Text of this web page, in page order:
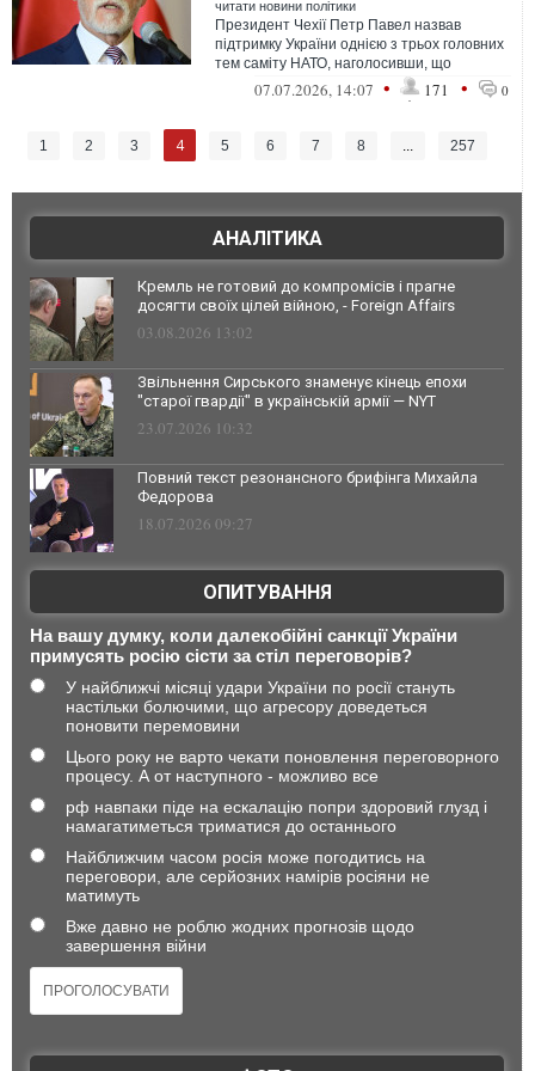
читати новини політики
Президент Чехії Петр Павел назвав
підтримку України однією з трьох головних
тем саміту НАТО, наголосивши, що
«безпека України означає безпеку
07.07.2026, 14:07 • 171 • 0
1 2 3 4 5 6 7 8 ... 257
АНАЛІТИКА
Кремль не готовий до компромісів і прагне
досягти своїх цілей війною, - Foreign Affairs
03.08.2026 13:02
Звільнення Сирського знаменує кінець епохи
"старої гвардії" в українській армії — NYT
23.07.2026 10:32
Повний текст резонансного брифінга Михайла
Федорова
18.07.2026 09:27
ОПИТУВАННЯ
На вашу думку, коли далекобійні санкції України
примусять росію сісти за стіл переговорів?
У найближчі місяці удари України по росії стануть
настільки болючими, що агресору доведеться
поновити перемовини
Цього року не варто чекати поновлення переговорного
процесу. А от наступного - можливо все
рф навпаки піде на ескалацію попри здоровий глузд і
намагатиметься триматися до останнього
Найближчим часом росія може погодитись на
переговори, але серйозних намірів росіяни не
матимуть
Вже давно не роблю жодних прогнозів щодо
завершення війни